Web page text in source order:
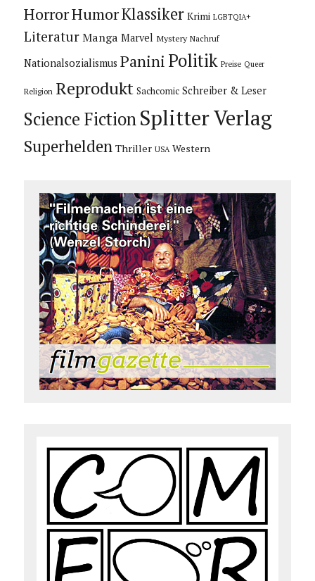
HorrorHumorKlassiker Krimi LGBTQIA+
Literatur Manga Marvel Mystery Nachruf
Nationalsozialismus Panini Politik Preise Queer
Religion Reprodukt Sachcomic Schreiber & Leser
Science Fiction Splitter Verlag
Superhelden Thriller USA Western